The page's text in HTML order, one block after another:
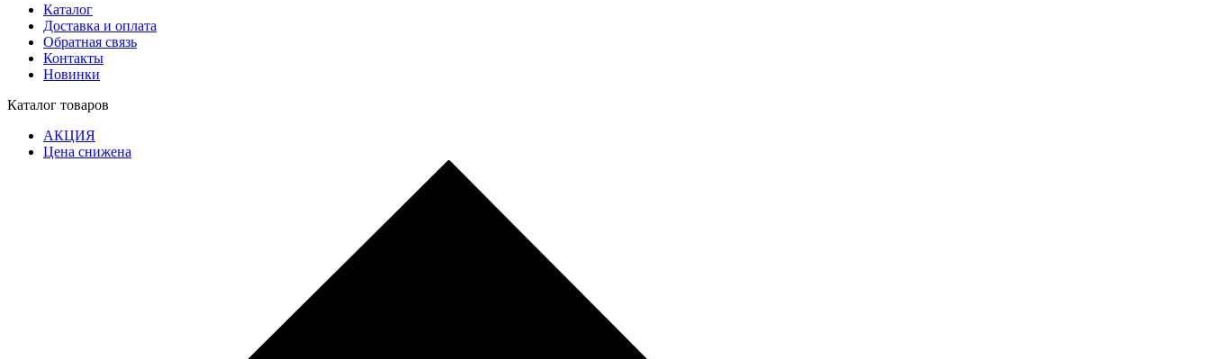
Каталог
Доставка и оплата
Обратная связь
Контакты
Новинки
Каталог товаров
АКЦИЯ
Цена снижена